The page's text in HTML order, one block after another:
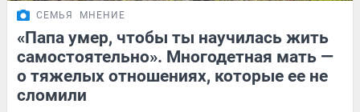
СЕМЬЯ МНЕНИЕ
«Папа умер, чтобы ты научилась жить
самостоятельно». Многодетная мать —
о тяжелых отношениях, которые ее не
сломили